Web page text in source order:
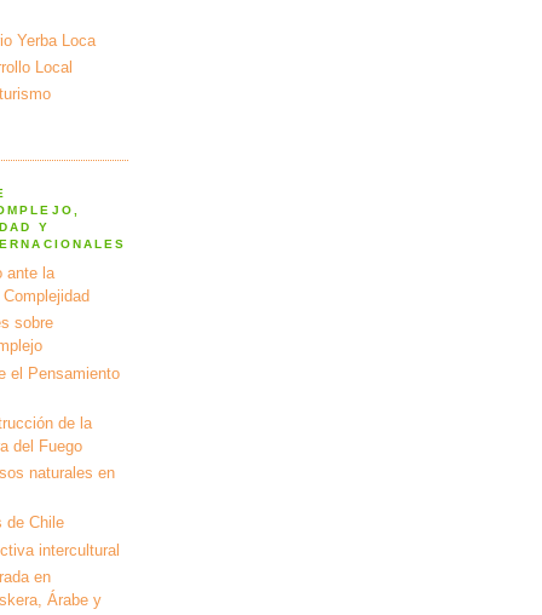
Yerba Loca
Local
Y
ante la
sobre
el Pensamiento
de la
del Fuego
naturales en
de Chile
intercultural
en
Árabe y